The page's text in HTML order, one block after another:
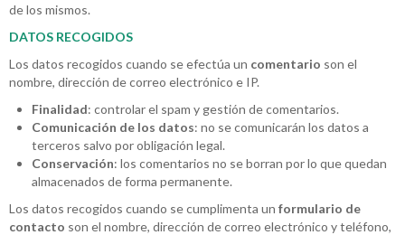
de los mismos.
DATOS RECOGIDOS
Los datos recogidos cuando se efectúa un comentario son el
nombre, dirección de correo electrónico e IP.
Finalidad: controlar el spam y gestión de comentarios.
Comunicación de los datos: no se comunicarán los datos a
terceros salvo por obligación legal.
Conservación: los comentarios no se borran por lo que quedan
almacenados de forma permanente.
Los datos recogidos cuando se cumplimenta un formulario de
contacto son el nombre, dirección de correo electrónico y teléfono,